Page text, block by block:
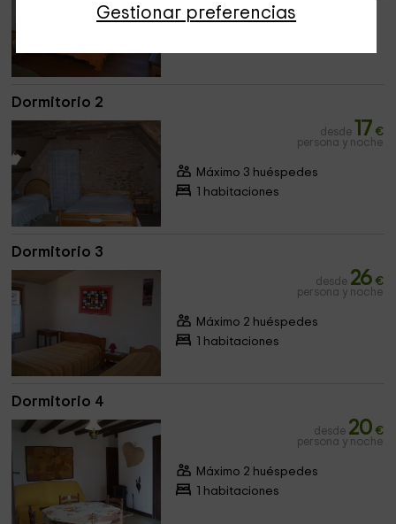
Gestionar preferencias
Máximo 2 huéspedes
Dormitorio 2
desde 17 €
persona y noche
Máximo 3 huéspedes
1 habitaciones
Dormitorio 3
desde 26 €
persona y noche
Máximo 2 huéspedes
1 habitaciones
Dormitorio 4
desde 20 €
persona y noche
Máximo 2 huéspedes
1 habitaciones